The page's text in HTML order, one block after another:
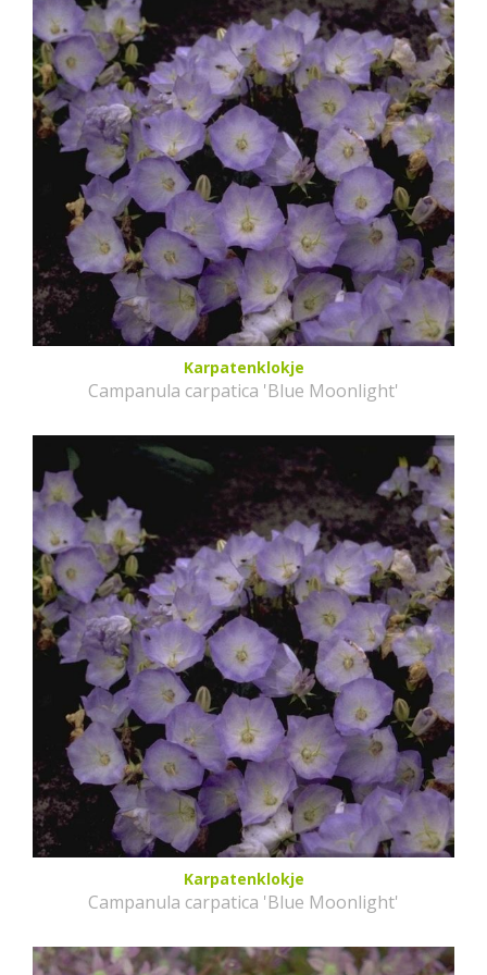
Karpatenklokje
Campanula carpatica 'Blue Moonlight'
Karpatenklokje
Campanula carpatica 'Blue Moonlight'